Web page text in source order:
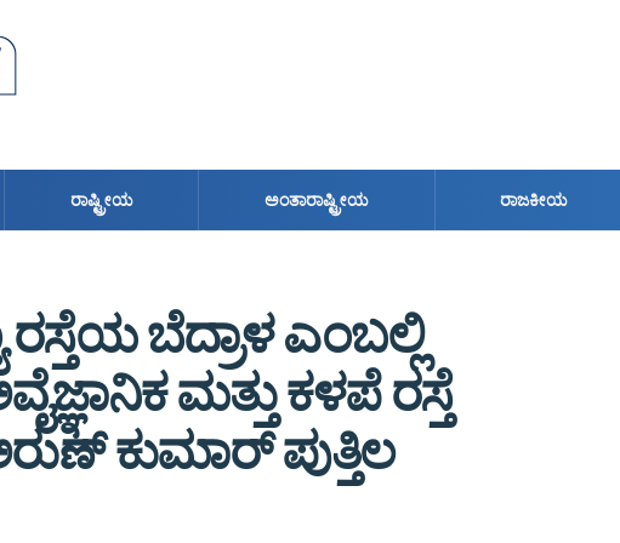
ರಾಷ್ಟ್ರೀಯ ಅಂತಾರಾಷ್ಟ್ರೀಯ ರಾಜಕೀಯ
ರಸ್ತೆಯ ಬೆದ್ರಾಳ ಎಂಬಲ್ಲಿ
ಮತ್ತು ಕಳಪೆ ರಸ್ತೆ
ಕುಮಾರ್ ಪುತ್ತಿಲ